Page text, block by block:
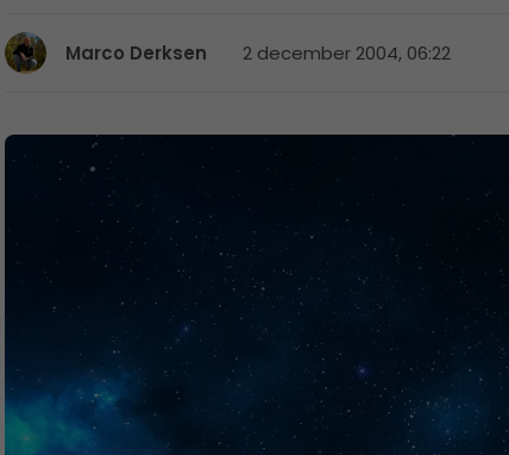
Marco Derksen 2 december 2004, 06:22